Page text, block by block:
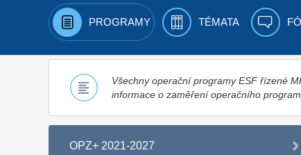
PROGRAMY TÉMATA
Všechny operační programy ESF řízené
informace o zaměření operačního
OPZ+ 2021-2027